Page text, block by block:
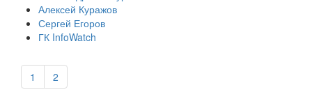
Алексей Куражов
Сергей Егоров
ГК InfoWatch
1 2